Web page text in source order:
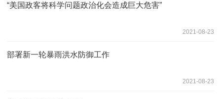
“美国政客将科学问题政治化会造成巨大危害”
2021-08-23
部署新一轮暴雨洪水防御工作
2021-08-23